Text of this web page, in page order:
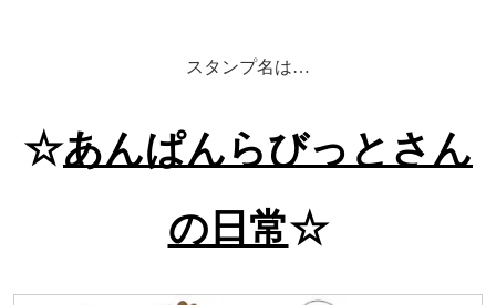
スタンプ名は…
☆あんぱんらびっとさん
の日常☆